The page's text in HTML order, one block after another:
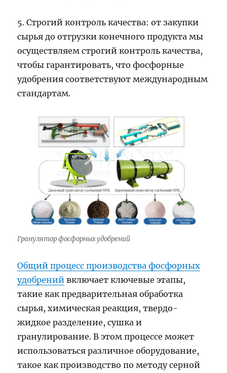
5. Строгий контроль качества: от закупки
сырья до отгрузки конечного продукта мы
осуществляем строгий контроль качества,
чтобы гарантировать, что фосфорные
удобрения соответствуют международным
стандартам.
Гранулятор фосфорных удобрений
Общий процесс производства фосфорных
удобрений включает ключевые этапы,
такие как предварительная обработка
сырья, химическая реакция, твердо-
жидкое разделение, сушка и
гранулирование. В этом процессе может
использоваться различное оборудование,
такое как производство по методу серной